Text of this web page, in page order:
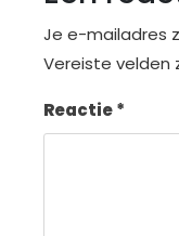
Je e-mailadres
Vereiste velden
Reactie*